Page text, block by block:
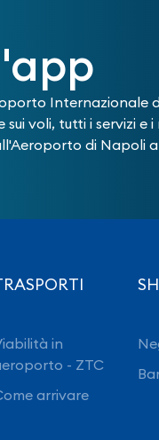
Internazionale
voli, tutti i servizi e i
di Napoli
in
- ZTC
arrivare